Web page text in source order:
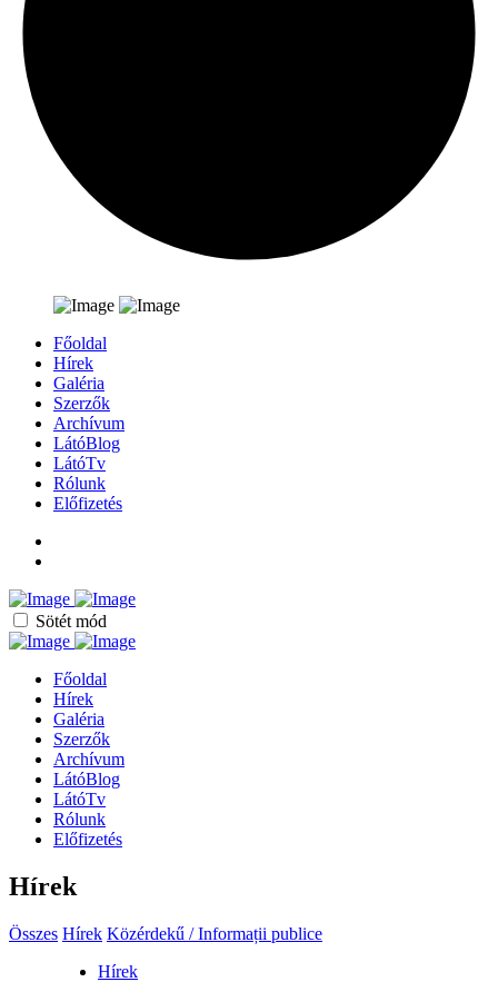
Főoldal
Hírek
Galéria
Szerzők
Archívum
LátóBlog
LátóTv
Rólunk
Előfizetés
Sötét mód
Főoldal
Hírek
Galéria
Szerzők
Archívum
LátóBlog
LátóTv
Rólunk
Előfizetés
Hírek
Összes Hírek Közérdekű / Informații publice
Hírek